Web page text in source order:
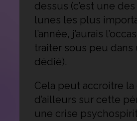
dessus (c’est une
lunes les plus
l’année, j’aurais
traiter sous peu dans
dédié).
Cela peut accroitre
d’ailleurs sur cette
une crise